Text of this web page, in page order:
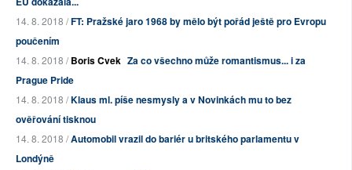
14. 8. 2018 /FT: Pražské jaro 1968 by mělo být pořád ještě pro Evropu
poučením
14. 8. 2018 /Boris Cvek Za co všechno může romantismus... i za
Prague Pride
14. 8. 2018 /Klaus ml. píše nesmysly a v Novinkách mu to bez
ověřování tisknou
14. 8. 2018 /Automobil vrazil do bariér u britského parlamentu v
Londýně